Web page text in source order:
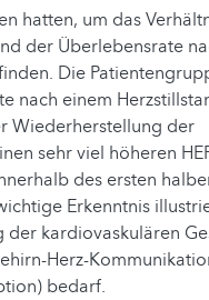
hatten, um das
der Überlebensrate
Die
nach einem
Wiederherstellung der
sehr viel höheren
des ersten
Erkenntnis
der kardiovaskulären
Herz-
bedarf.